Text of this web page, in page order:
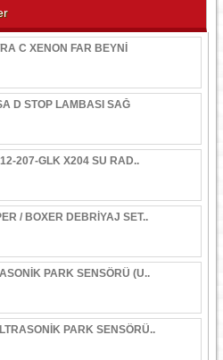
C XENON FAR BEYNİ
D STOP LAMBASI SAĞ
207-GLK X204 SU RAD..
/ BOXER DEBRİYAJ SET..
PARK SENSÖRÜ (U..
PARK SENSÖRÜ..